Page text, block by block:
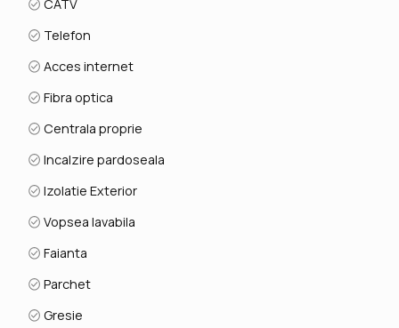
CATV
Telefon
Acces internet
Fibra optica
Centrala proprie
Incalzire pardoseala
Izolatie Exterior
Vopsea lavabila
Faianta
Parchet
Gresie